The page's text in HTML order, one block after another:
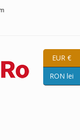
EUR €
RON lei